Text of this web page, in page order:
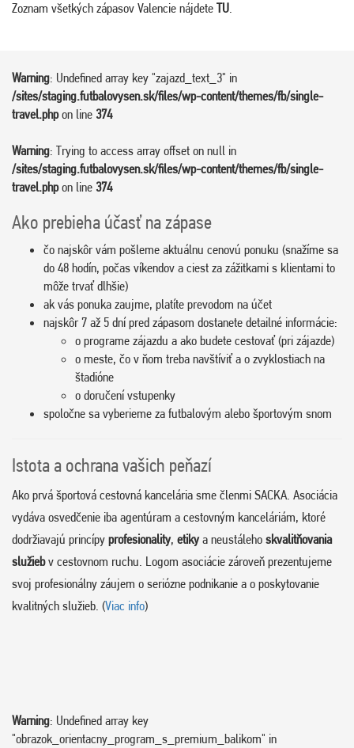
Zoznam všetkých zápasov Valencie nájdete TU.
Warning: Undefined array key "zajazd_text_3" in
/sites/staging.futbalovysen.sk/files/wp-content/themes/fb/single-
travel.phpon line 374
Warning: Trying to access array offset on null in
/sites/staging.futbalovysen.sk/files/wp-content/themes/fb/single-
travel.phpon line 374
Ako prebieha účasť na zápase
čo najskôr vám pošleme aktuálnu cenovú ponuku (snažíme sa
do 48 hodín, počas víkendov a ciest za zážitkami s klientami to
môže trvať dlhšie)
ak vás ponuka zaujme, platíte prevodom na účet
najskôr 7 až 5 dní pred zápasom dostanete detailné informácie:
o programe zájazdu a ako budete cestovať (pri zájazde)
o meste, čo v ňom treba navštíviť a o zvyklostiach na
štadióne
o doručení vstupenky
spoločne sa vyberieme za futbalovým alebo športovým snom
Istota a ochrana vašich peňazí
Ako prvá športová cestovná kancelária sme členmi SACKA. Asociácia
vydáva osvedčenie iba agentúram a cestovným kanceláriám, ktoré
dodržiavajú princípy profesionality, etikya neustáleho skvalitňovania
služiebv cestovnom ruchu. Logom asociácie zároveň prezentujeme
svoj profesionálny záujem o seriózne podnikanie a o poskytovanie
kvalitných služieb. (Viac info)
Warning: Undefined array key
"obrazok_orientacny_program_s_premium_balikom" in